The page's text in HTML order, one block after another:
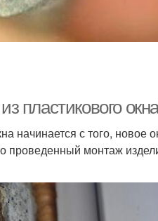
пластикового
начинается с того, новое
монтаж